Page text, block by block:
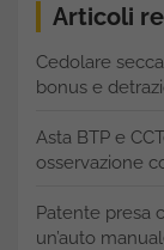
Articoli
Cedolare
bonus e
Asta BTP e
osservazione
Patente presa
un’auto